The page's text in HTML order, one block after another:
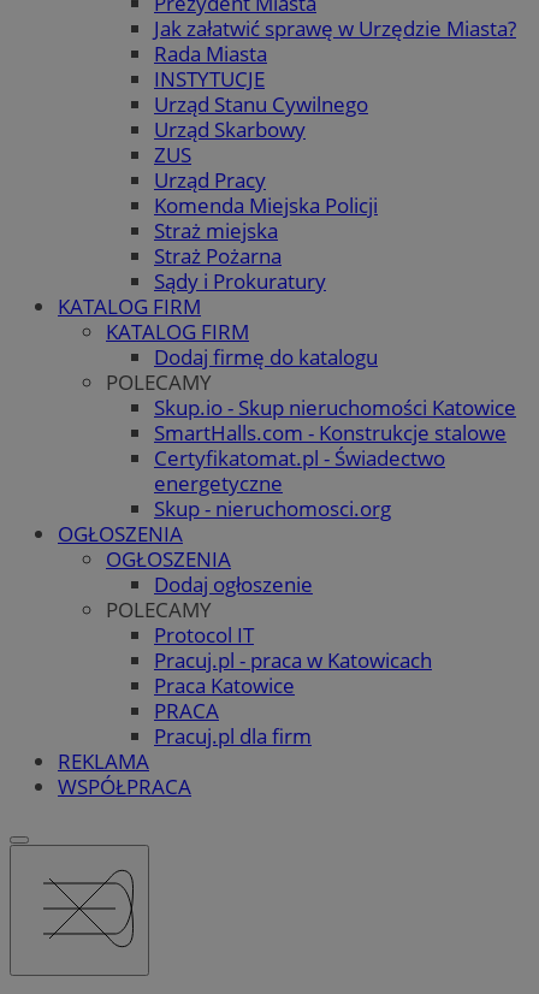
Jak załatwić sprawę w Urzędzie Miasta?
Rada Miasta
INSTYTUCJE
Urząd Stanu Cywilnego
Urząd Skarbowy
ZUS
Urząd Pracy
Komenda Miejska Policji
Straż miejska
Straż Pożarna
Sądy i Prokuratury
KATALOG FIRM
KATALOG FIRM
Dodaj firmę do katalogu
POLECAMY
Skup.io - Skup nieruchomości Katowice
SmartHalls.com - Konstrukcje stalowe
Certyfikatomat.pl - Świadectwo
energetyczne
Skup - nieruchomosci.org
OGŁOSZENIA
OGŁOSZENIA
Dodaj ogłoszenie
POLECAMY
Protocol IT
Pracuj.pl - praca w Katowicach
Praca Katowice
PRACA
Pracuj.pl dla firm
REKLAMA
WSPÓŁPRACA